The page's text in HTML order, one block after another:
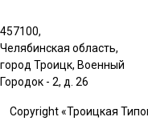
457100,
Челябинская область,
город Троицк, Военный
Городок - 2, д. 26
Copyright «Троицкая